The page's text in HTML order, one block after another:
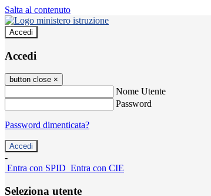
Salta al contenuto
Accedi
Accedi
button close ×
Nome Utente
Password
Password dimenticata?
-
Entra con SPID Entra con CIE
Seleziona utente